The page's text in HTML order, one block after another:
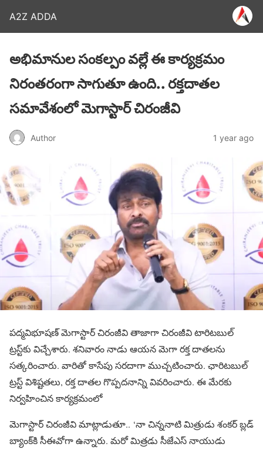
A2Z ADDA
అభిమానుల సంకల్పం వల్లే ఈ కార్యక్రమం
నిరంతరంగా సాగుతూ ఉంది.. రక్తదాతల
సమావేశంలో మెగాస్టార్ చిరంజీవి
Author 1 year ago
పద్మవిభూషణ్ మెగాస్టార్ చిరంజీవి తాజాగా చిరంజీవి టారిటబుల్
ట్రస్ట్‌కు విచ్చేశారు. శనివారం నాడు ఆయన మెగా రక్త దాతలను
సత్కరించారు. వారితో కాసేపు సరదాగా ముచ్చటించారు. ఛారిటబుల్
ట్రస్ట్ విశిష్టతలు, రక్త దాతల గొప్పదనాన్ని వివరించారు. ఈ మేరకు
నిర్వహించిన కార్యక్రమంలో
మెగాస్టార్ చిరంజీవి మాట్లాడుతూ.. ‘నా చిన్ననాటి మిత్రుడు శంకర్ బ్లడ్
బ్యాంక్‌కి సీఈవోగా ఉన్నారు. మరో మిత్రడు సీజేఎస్ నాయుడు